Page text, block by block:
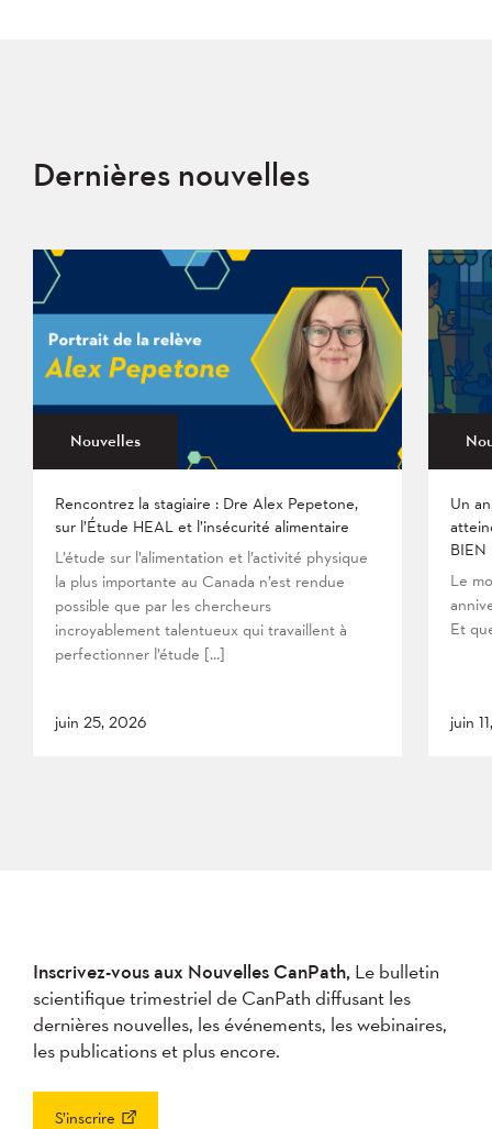
Dernières nouvelles
Nouvelles
Rencontrez la stagiaire : Dre Alex Pepetone,
sur l’Étude HEAL et l’insécurité alimentaire
L’étude sur l’alimentation et l’activité physique
la plus importante au Canada n’est rendue
possible que par les chercheurs
incroyablement talentueux qui travaillent à
perfectionner l’étude […]
juin 25, 2026
Un
BIEN
Le
Et
juin
Inscrivez-vous aux Nouvelles CanPath, Le bulletin
scientifique trimestriel de CanPath diffusant les
dernières nouvelles, les événements, les webinaires,
les publications et plus encore.
S’inscrire